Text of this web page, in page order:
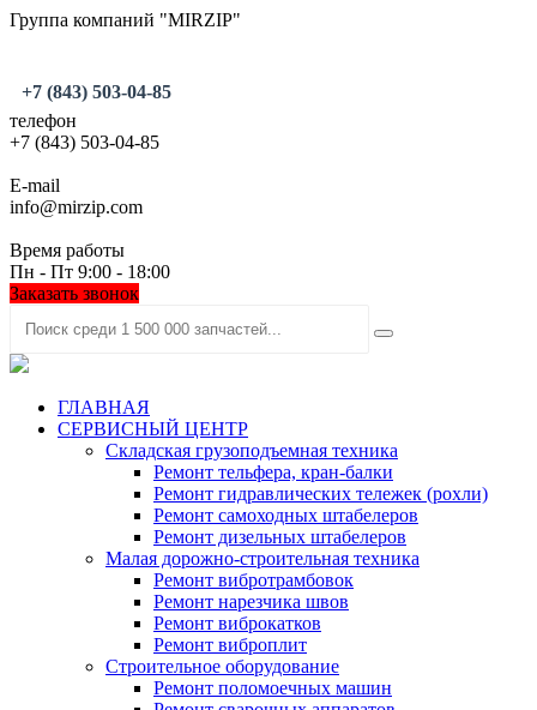
Группа компаний "MIRZIP"
+7 (843) 503-04-85
телефон
+7 (843) 503-04-85
E-mail
info@mirzip.com
Время работы
Пн - Пт 9:00 - 18:00
Заказать звонок
ГЛАВНАЯ
СЕРВИСНЫЙ ЦЕНТР
Складская грузоподъемная техника
Ремонт тельфера, кран-балки
Ремонт гидравлических тележек (рохли)
Ремонт самоходных штабелеров
Ремонт дизельных штабелеров
Малая дорожно-строительная техника
Ремонт вибротрамбовок
Ремонт нарезчика швов
Ремонт виброкатков
Ремонт виброплит
Строительное оборудование
Ремонт поломоечных машин